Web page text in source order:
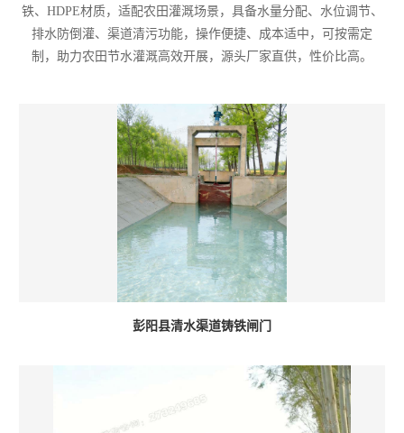
铁、HDPE材质，适配农田灌溉场景，具备水量分配、水位调节、
排水防倒灌、渠道清污功能，操作便捷、成本适中，可按需定
制，助力农田节水灌溉高效开展，源头厂家直供，性价比高。
彭阳县清水渠道铸铁闸门